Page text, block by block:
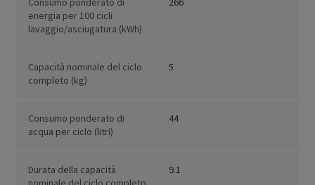
energia per 100 cicli
lavaggio/asciugatura (kWh)
Capacità nominale del ciclo
completo (kg)
5
Consumo ponderato di
acqua per ciclo (litri)
44
Durata della capacità
9.1